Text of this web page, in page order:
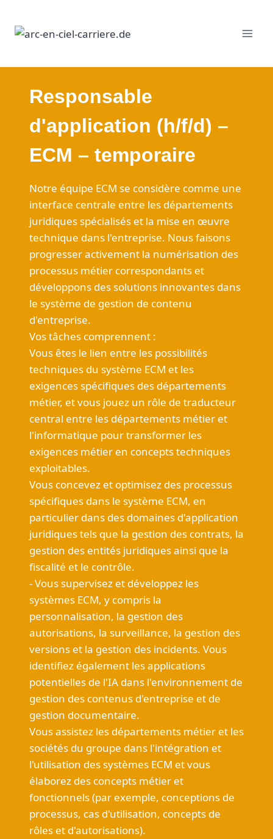
contenu
Responsable
d'application (h/f/d) –
ECM – temporaire
Notre équipe ECM se considère comme une
interface centrale entre les départements
juridiques spécialisés et la mise en œuvre
technique dans l'entreprise. Nous faisons
progresser activement la numérisation des
processus métier correspondants et
développons des solutions innovantes dans
le système de gestion de contenu
d'entreprise.
Vos tâches comprennent :
Vous êtes le lien entre les possibilités
techniques du système ECM et les
exigences spécifiques des départements
métier, et vous jouez un rôle de traducteur
central entre les départements métier et
l'informatique pour transformer les
exigences métier en concepts techniques
exploitables.
Vous concevez et optimisez des processus
spécifiques dans le système ECM, en
particulier dans des domaines d'application
juridiques tels que la gestion des contrats, la
gestion des entités juridiques ainsi que la
fiscalité et le contrôle.
- Vous supervisez et développez les
systèmes ECM, y compris la
personnalisation, la gestion des
autorisations, la surveillance, la gestion des
versions et la gestion des incidents. Vous
identifiez également les applications
potentielles de l'IA dans l'environnement de
gestion des contenus d'entreprise et de
gestion documentaire.
Vous assistez les départements métier et les
sociétés du groupe dans l'intégration et
l'utilisation des systèmes ECM et vous
élaborez des concepts métier et
fonctionnels (par exemple, conceptions de
processus, cas d'utilisation, concepts de
rôles et d'autorisations).